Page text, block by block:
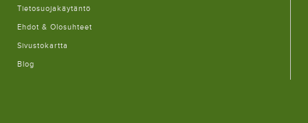
Tietosuojakäytäntö
Ehdot & Olosuhteet
Sivustokartta
Blog